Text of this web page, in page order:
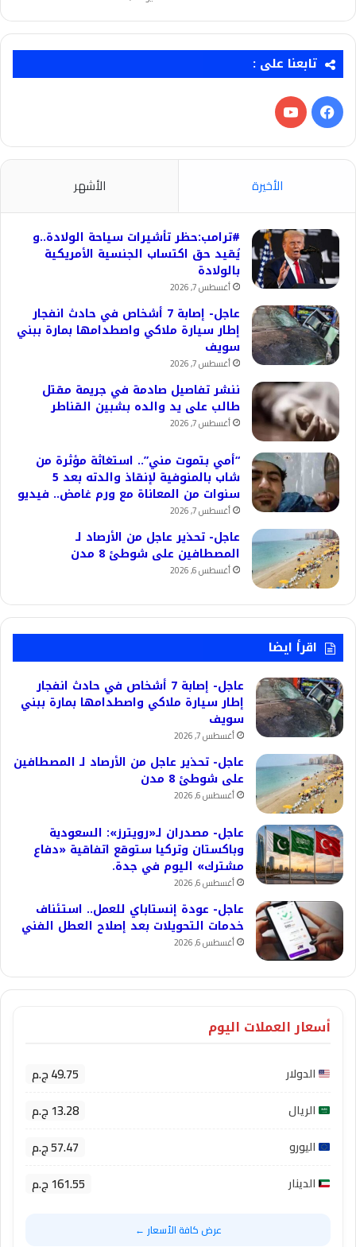
تابعنا على :
فيسبوك‫YouTube
الأخيرة الأشهر
#ترامب:حظر تأشيرات سياحة الولادة..و
يُقيد حق اكتساب الجنسية الأمريكية
بالولادة
أغسطس 7, 2026
عاجل- إصابة 7 أشخاص في حادث انفجار
إطار سيارة ملاكي واصطدامها بمارة ببني
سويف
أغسطس 7, 2026
ننشر تفاصيل صادمة في جريمة مقتل
طالب على يد والده بشبين القناطر
أغسطس 7, 2026
“أمي بتموت مني”.. استغاثة مؤثرة من
شاب بالمنوفية لإنقاذ والدته بعد 5
سنوات من المعاناة مع ورم غامض.. فيديو
أغسطس 7, 2026
عاجل- تحذير عاجل من الأرصاد لـ
المصطافين على شوطئ 8 مدن
أغسطس 6, 2026
اقرأ ايضا
عاجل- إصابة 7 أشخاص في حادث انفجار
إطار سيارة ملاكي واصطدامها بمارة ببني
سويف
أغسطس 7, 2026
عاجل- تحذير عاجل من الأرصاد لـ المصطافين
على شوطئ 8 مدن
أغسطس 6, 2026
عاجل- مصدران لـ«رويترز»: السعودية
وباكستان وتركيا ستوقع اتفاقية «دفاع
مشترك» اليوم في جدة.
أغسطس 6, 2026
عاجل- عودة إنستاباي للعمل.. استئناف
خدمات التحويلات بعد إصلاح العطل الفني
أغسطس 6, 2026
أسعار العملات اليوم
الدولار 49.75 ج.م
الريال 13.28 ج.م
اليورو 57.47 ج.م
الدينار 161.55 ج.م
عرض كافة الأسعار ←